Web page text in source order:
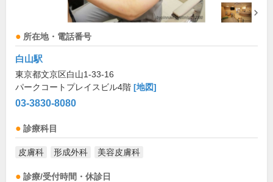
所在地・電話番号
白山駅
東京都文京区白山1-33-16
パークコートプレイスビル4階 [地図]
03-3830-8080
診療科目
皮膚科 形成外科 美容皮膚科
診療/受付時間・休診日